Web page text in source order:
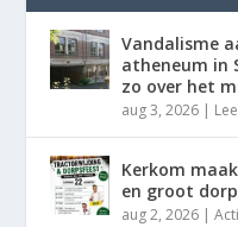
Vandalisme
atheneum in
zo over het
aug 3, 2026 |
Kerkom
en groot
aug 2, 2026 |